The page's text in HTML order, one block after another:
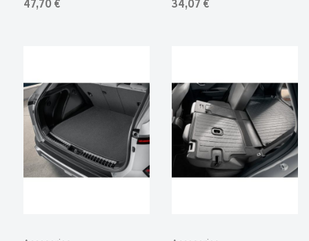
47,70 € 34,07 €